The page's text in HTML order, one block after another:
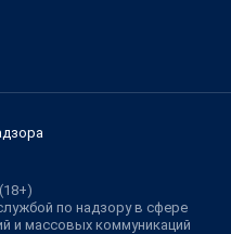
по надзору в сфере
и массовых коммуникаций